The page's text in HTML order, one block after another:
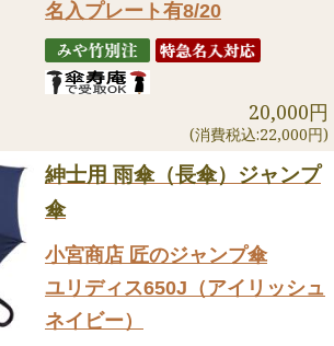
名入プレート有8/20
20,000円
(消費税込:22,000円)
紳士用 雨傘（長傘）ジャンプ
傘
小宮商店 匠のジャンプ傘
ユリディス650J（アイリッシュ
ネイビー）